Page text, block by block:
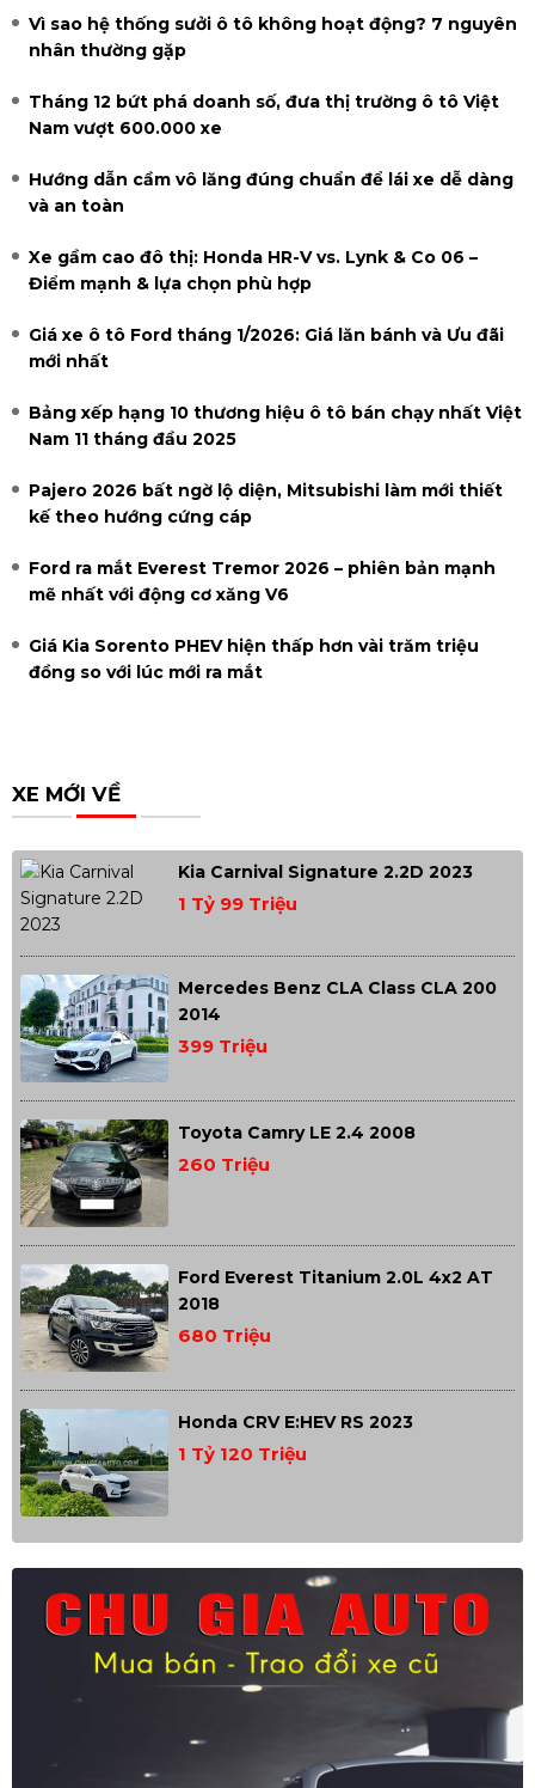
Vì sao hệ thống sưởi ô tô không hoạt động? 7 nguyên
nhân thường gặp
Tháng 12 bứt phá doanh số, đưa thị trường ô tô Việt
Nam vượt 600.000 xe
Hướng dẫn cầm vô lăng đúng chuẩn để lái xe dễ dàng
và an toàn
Xe gầm cao đô thị: Honda HR-V vs. Lynk & Co 06 –
Điểm mạnh & lựa chọn phù hợp
Giá xe ô tô Ford tháng 1/2026: Giá lăn bánh và Ưu đãi
mới nhất
Bảng xếp hạng 10 thương hiệu ô tô bán chạy nhất Việt
Nam 11 tháng đầu 2025
Pajero 2026 bất ngờ lộ diện, Mitsubishi làm mới thiết
kế theo hướng cứng cáp
Ford ra mắt Everest Tremor 2026 – phiên bản mạnh
mẽ nhất với động cơ xăng V6
Giá Kia Sorento PHEV hiện thấp hơn vài trăm triệu
đồng so với lúc mới ra mắt
XE MỚI VỀ
Kia Carnival Signature 2.2D 2023
1 Tỷ 99 Triệu
Mercedes Benz CLA Class CLA 200
2014
399 Triệu
Toyota Camry LE 2.4 2008
260 Triệu
Ford Everest Titanium 2.0L 4x2 AT
2018
680 Triệu
Honda CRV E:HEV RS 2023
1 Tỷ 120 Triệu